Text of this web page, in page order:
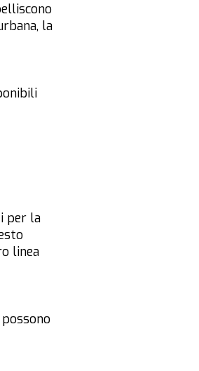
la
per la
linea